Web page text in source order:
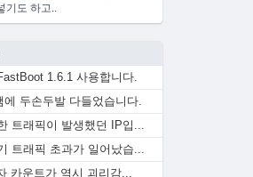
도 하고..
1.6.1 사용합니다.
두손두발 다들었습니다.
트래픽이 발생했던 IP입...
트래픽 초과가 일어났습...
카운트가 역시 괴리감...